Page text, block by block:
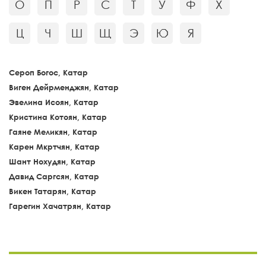
О П Р С Т У Ф Х
Ц Ч Ш Щ Э Ю Я
Сероп Богос, Катар
Виген Дейрменджян, Катар
Эвелина Исоян, Катар
Кристина Котоян, Катар
Гаяне Меликян, Катар
Карен Мкртчян, Катар
Шант Нохудян, Катар
Давид Саргсян, Катар
Викен Татарян, Катар
Гарегин Хачатрян, Катар